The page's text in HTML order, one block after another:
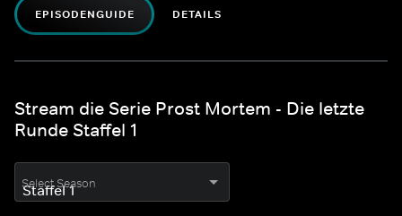
EPISODENGUIDE DETAILS
Stream die Serie Prost Mortem - Die letzte
Runde Staffel 1
Select Season